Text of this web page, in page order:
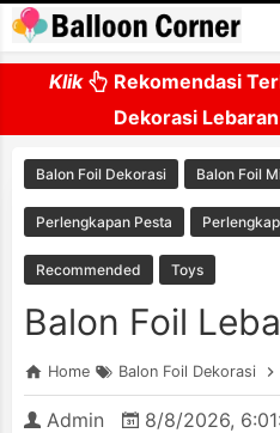
Skip to
Klik
Rekomendasi
Dekorasi
Balon Foil Dekorasi Balon Foil
Perlengkapan Pesta
Recommended Toys
Balon Foil
Home Balon Foil Dekorasi
Admin 8/8/2026,